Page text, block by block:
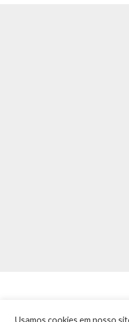
Usamos cookies em nosso